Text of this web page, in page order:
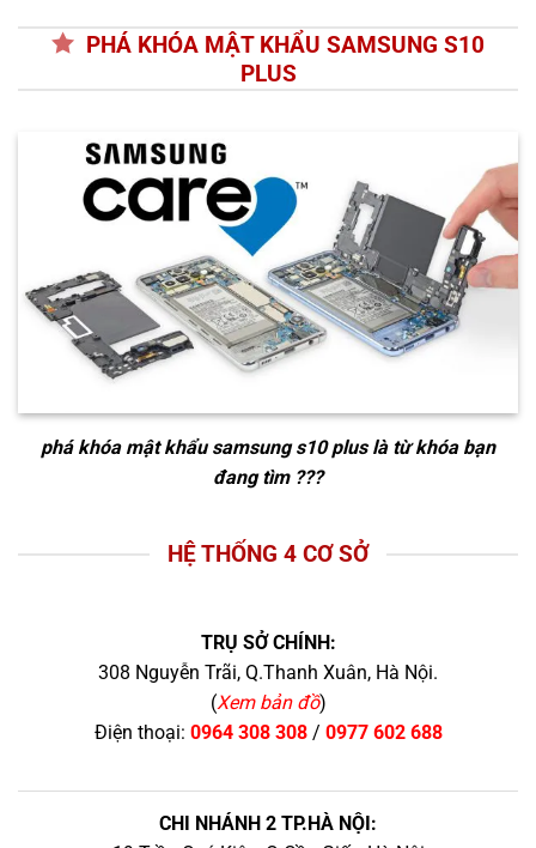
PHÁ KHÓA MẬT KHẨU SAMSUNG S10
PLUS
phá khóa mật khẩu samsung s10 pluslà từ khóa bạn
đang tìm ???
HỆ THỐNG 4 CƠ SỞ
TRỤ SỞ CHÍNH:
308 Nguyễn Trãi, Q.Thanh Xuân, Hà Nội.
(Xem bản đồ)
Điện thoại: 0964 308 308/ 0977 602 688
CHI NHÁNH 2 TP.HÀ NỘI: